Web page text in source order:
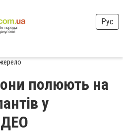
Рус
полюють на
у